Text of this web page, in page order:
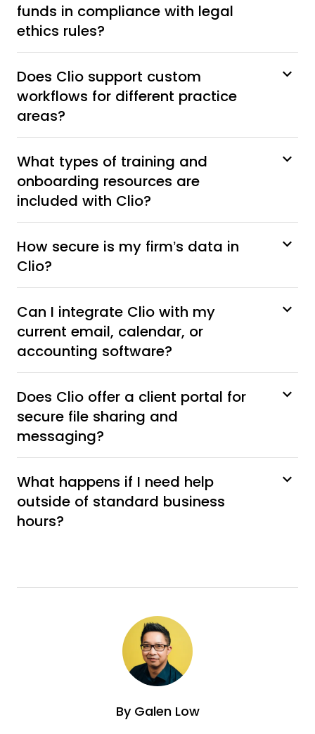
funds in compliance with legal
ethics rules?
Does Clio support custom
workflows for different practice
areas?
What types of training and
onboarding resources are
included with Clio?
How secure is my firm’s data in
Clio?
Can I integrate Clio with my
current email, calendar, or
accounting software?
Does Clio offer a client portal for
secure file sharing and
messaging?
What happens if I need help
outside of standard business
hours?
ByGalen Low